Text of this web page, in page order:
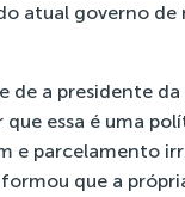
atual governo de
de a presidente
que essa é uma
e parcelamento
que a